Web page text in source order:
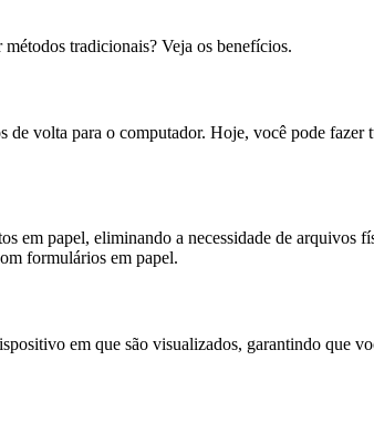
tradicionais? Veja os benefícios.
volta para o computador. Hoje, você pode
em papel, eliminando a necessidade de arquivos
formulários em papel.
em que são visualizados, garantindo que